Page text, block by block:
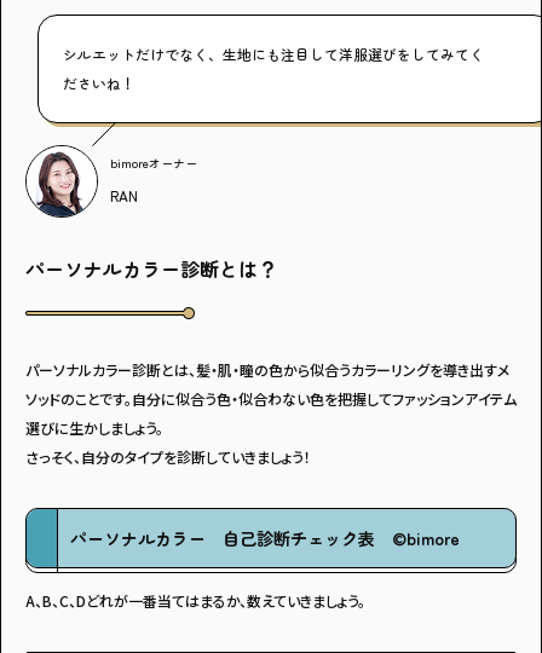
シルエットだけでなく、生地にも注目して洋服選びをしてみてく
ださいね！
bimoreオーナー
RAN
パーソナルカラー診断とは？
パーソナルカラー診断とは、髪・肌・瞳の色から似合うカラーリングを導き出すメ
ソッドのことです。自分に似合う色・似合わない色を把握してファッションアイテム
選びに生かしましょう。
さっそく、自分のタイプを診断していきましょう！
パーソナルカラー 自己診断チェック表 ©️bimore
A、B、C、Dどれが一番当てはまるか、数えていきましょう。